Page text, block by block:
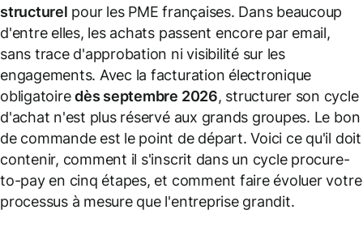
structurel pour les PME françaises. Dans beaucoup
d'entre elles, les achats passent encore par email,
sans trace d'approbation ni visibilité sur les
engagements. Avec la facturation électronique
obligatoiredès septembre 2026, structurer son cycle
d'achat n'est plus réservé aux grands groupes. Le bon
de commande est le point de départ. Voici ce qu'il doit
contenir, comment il s'inscrit dans un cycle procure-
to-pay en cinq étapes, et comment faire évoluer votre
processus à mesure que l'entreprise grandit.